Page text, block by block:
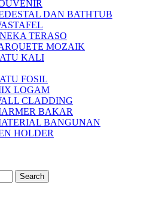
DAN BATHTUB
TERASO
MOZAIK
KALI
FOSIL
LOGAM
CLADDING
BAKAR
BANGUNAN
HOLDER
Search